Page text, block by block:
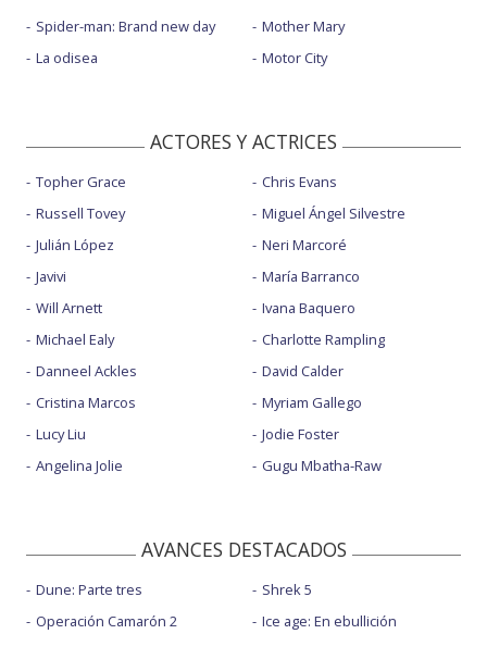
Spider-man: Brand new day
La odisea
Mother Mary
Motor City
ACTORES Y ACTRICES
Topher Grace
Russell Tovey
Julián López
Javivi
Will Arnett
Michael Ealy
Danneel Ackles
Cristina Marcos
Lucy Liu
Angelina Jolie
Chris Evans
Miguel Ángel Silvestre
Neri Marcoré
María Barranco
Ivana Baquero
Charlotte Rampling
David Calder
Myriam Gallego
Jodie Foster
Gugu Mbatha-Raw
AVANCES DESTACADOS
Dune: Parte tres
Operación Camarón 2
Shrek 5
Ice age: En ebullición